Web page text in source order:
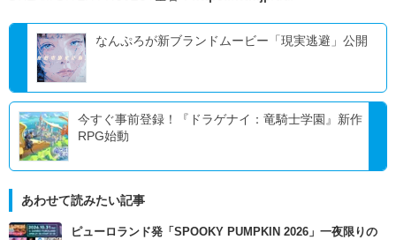
なんぷろが新ブランドムービー「現実逃避」公開
今すぐ事前登録！『ドラゲナイ：竜騎士学園』新作
RPG始動
あわせて読みたい記事
ピューロランド発「SPOOKY PUMPKIN 2026」一夜限りの